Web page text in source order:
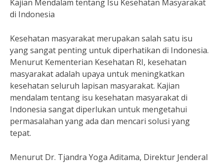
Kajian Mendalam tentang Isu Kesehatan Masyarakat
di Indonesia
Kesehatan masyarakat merupakan salah satu isu
yang sangat penting untuk diperhatikan di Indonesia.
Menurut Kementerian Kesehatan RI, kesehatan
masyarakat adalah upaya untuk meningkatkan
kesehatan seluruh lapisan masyarakat. Kajian
mendalam tentang isu kesehatan masyarakat di
Indonesia sangat diperlukan untuk mengetahui
permasalahan yang ada dan mencari solusi yang
tepat.
Menurut Dr. Tjandra Yoga Aditama, Direktur Jenderal